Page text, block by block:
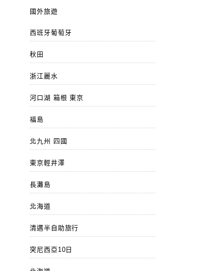
國外旅遊
西班牙葡萄牙
秋田
浙江麗水
河口湖 箱根 東京
福島
北九州 四國
東京輕井澤
長灘島
北海道
清邁半自助旅行
突尼西亞10日